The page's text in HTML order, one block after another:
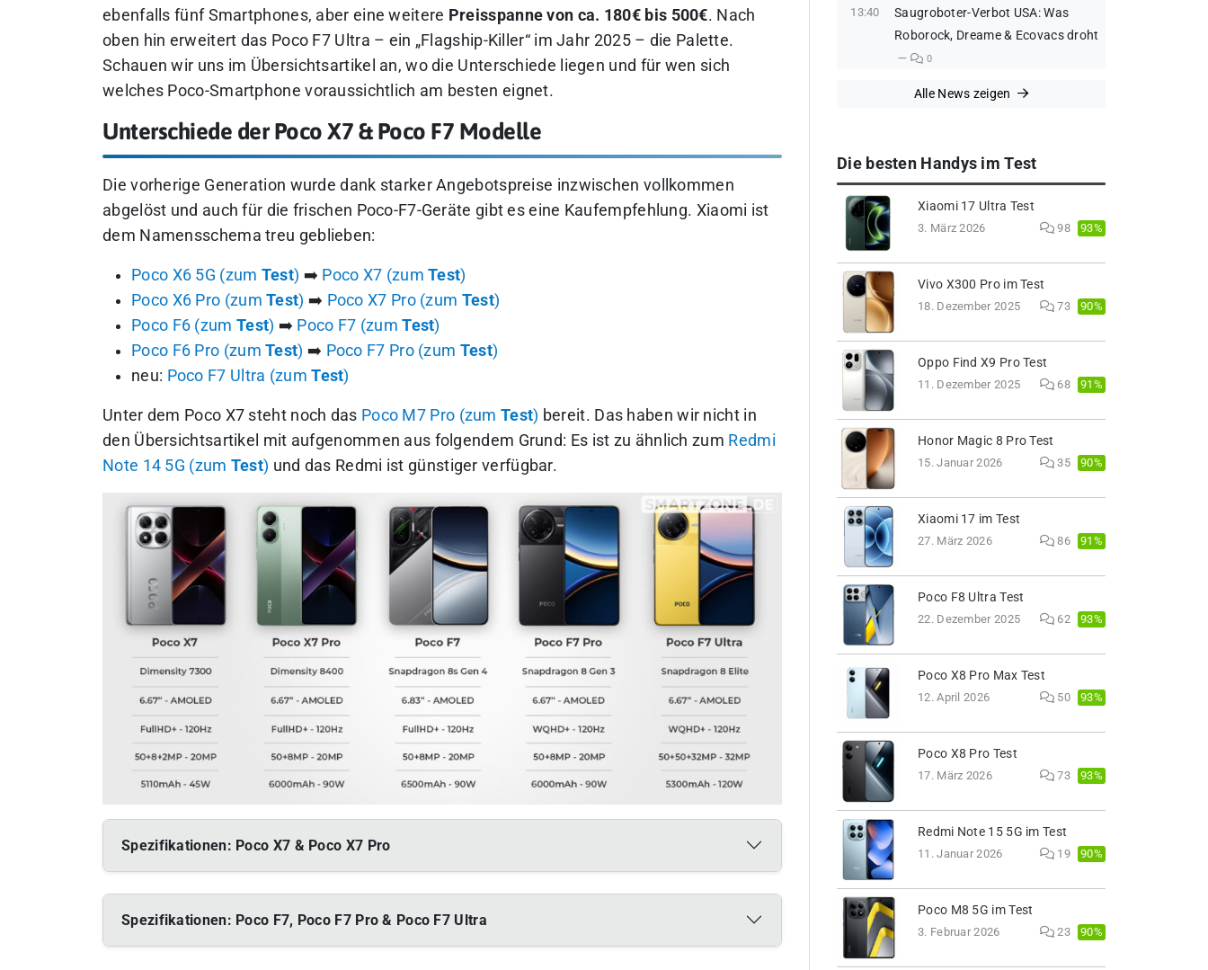
ebenfalls fünf Smartphones, aber eine weitere Preisspanne von ca. 180€ bis 500€. Nach
oben hin erweitert das Poco F7 Ultra – ein „Flagship-Killer“ im Jahr 2025 – die Palette.
Schauen wir uns im Übersichtsartikel an, wo die Unterschiede liegen und für wen sich
welches Poco-Smartphone voraussichtlich am besten eignet.
Unterschiede der Poco X7 & Poco F7 Modelle
Die vorherige Generation wurde dank starker Angebotspreise inzwischen vollkommen
abgelöst und auch für die frischen Poco-F7-Geräte gibt es eine Kaufempfehlung. Xiaomi ist
dem Namensschema treu geblieben:
Poco X6 5G (zum Test) ➡️ Poco X7 (zumTest)
Poco X6 Pro (zumTest) ➡️ Poco X7 Pro (zum Test)
Poco F6 (zum Test) ➡️ Poco F7 (zumTest)
Poco F6 Pro (zumTest) ➡️ Poco F7 Pro (zum Test)
neu: Poco F7 Ultra (zumTest)
Unter dem Poco X7 steht noch das Poco M7 Pro (zumTest) bereit. Das haben wir nicht in
den Übersichtsartikel mit aufgenommen aus folgendem Grund: Es ist zu ähnlich zum Redmi
Note 14 5G (zum Test) und das Redmi ist günstiger verfügbar.
Spezifikationen: Poco X7 & Poco X7 Pro
Spezifikationen: Poco F7, Poco F7 Pro & Poco F7 Ultra
13:40
Saugroboter-Verbot USA: Was
Roborock, Dreame & Ecovacs droht
0
Alle News zeigen
Die besten Handys im Test
Xiaomi 17 Ultra Test
3. März 2026 98 93%
Vivo X300 Pro im Test
18. Dezember 2025 73 90%
Oppo Find X9 Pro Test
11. Dezember 2025 68 91%
Honor Magic 8 Pro Test
15. Januar 2026 35 90%
Xiaomi 17 im Test
27. März 2026 86 91%
Poco F8 Ultra Test
22. Dezember 2025 62 93%
Poco X8 Pro Max Test
12. April 2026 50 93%
Poco X8 Pro Test
17. März 2026 73 93%
Redmi Note 15 5G im Test
11. Januar 2026 19 90%
Poco M8 5G im Test
3. Februar 2026 23 90%